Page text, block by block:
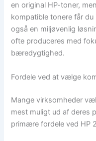
en original HP-toner,
kompatible tonere får
også en miljøvenlig
ofte produceres med
bæredygtighed.
Fordele ved at vælge
Mange virksomheder
mest muligt ud af deres
primære fordele ved HP